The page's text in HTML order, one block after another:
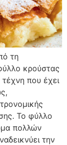
τη
κρούστας
που έχει
Το φύλλο
πολλών
την